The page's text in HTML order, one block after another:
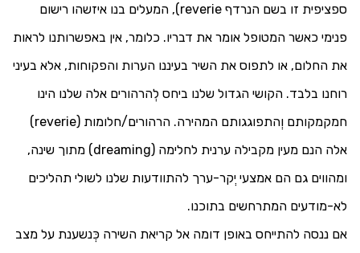
ספציפית זו בשם הנרדף reverie), המעלים בנו איזשהו רישום
פנימי כאשר המטופל אומר את דבריו. כלומר, אין באפשרותנו לראות
את החלום, או לתפוס את השיר בעיננו הערות והפקוחות, אלא בעיני
רוחנו בלבד. הקושי הגדול שלנו ביחס לְהרהורים אלה שלנו הינו
חמקמקותם וְהתפוגגותם המהירה. הרהורים/חלומות (reverie
)
אלה הנם מעין מקבילה ערנית לחלימה (dreaming) מתוך שינה,
ומהווים גם הם אמצעי יְקר-ערך להתוודעות שלנו לשולי תהליכים
לא-מודעים המתרחשים בתוכנו.
אם ננסה להתייחס באופן דומה אל קריאת השירה כְּנשענת על מצב